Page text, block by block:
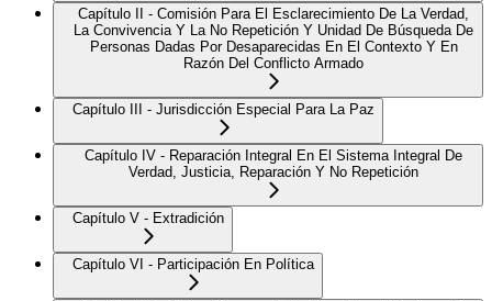
Capítulo II - Comisión Para El Esclarecimiento De La Verdad,
La Convivencia Y La No Repetición Y Unidad De Búsqueda De
Personas Dadas Por Desaparecidas En El Contexto Y En
Razón Del Conflicto Armado
Capítulo III - Jurisdicción Especial Para La Paz
Capítulo IV - Reparación Integral En El Sistema Integral De
Verdad, Justicia, Reparación Y No Repetición
Capítulo V - Extradición
Capítulo VI - Participación En Política